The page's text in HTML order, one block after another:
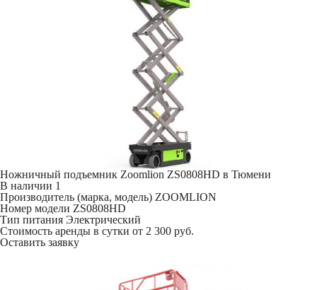
Ножничный подъемник Zoomlion ZS0808HD в Тюмени
В наличии 1
Производитель (марка, модель) ZOOMLION
Номер модели ZS0808HD
Тип питания Электрический
Стоимость аренды в сутки от 2 300 руб.
Оставить заявку